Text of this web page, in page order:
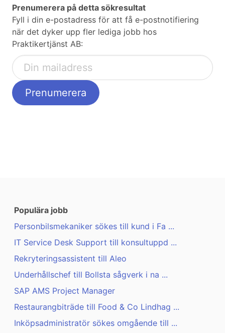
Prenumerera på detta sökresultat
Fyll i din e-postadress för att få e-postnotifiering
när det dyker upp fler lediga jobb hos
Praktikertjänst AB:
Populära jobb
Personbilsmekaniker sökes till kund i Fa ...
IT Service Desk Support till konsultuppd ...
Rekryteringsassistent till Aleo
Underhållschef till Bollsta sågverk i na ...
SAP AMS Project Manager
Restaurangbiträde till Food & Co Lindhag ...
Inköpsadministratör sökes omgående till ...